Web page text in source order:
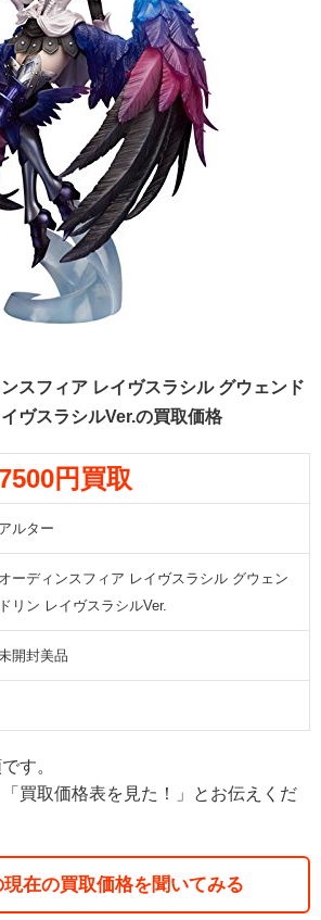
スフィア レイヴスラシル グウェンド
ヴスラシルVer.の買取価格
7500円買取
アルター
オーディンスフィア レイヴスラシル グウェン
ドリン レイヴスラシルVer.
開封美品
す。
買取価格表を見た！」とお伝えくだ
現在の買取価格を聞いてみる